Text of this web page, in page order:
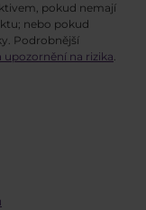
pokud nemají
nebo pokud
Podrobnější
upozornění na rizika.